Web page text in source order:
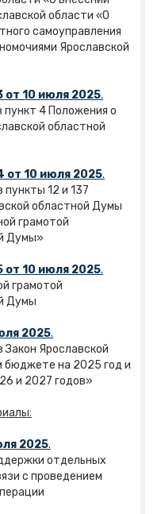
области «О
самоуправления
Ярославской
от 10 июля 2025.
пункт 4 Положения о
областной
от 10 июля 2025.
пункты 12 и 137
областной Думы
грамотой
Думы»
от 10 июля 2025.
грамотой
Думы
2025.
Закон Ярославской
бюджете на 2025 год и
и 2027 годов»
2025.
отдельных
с проведением